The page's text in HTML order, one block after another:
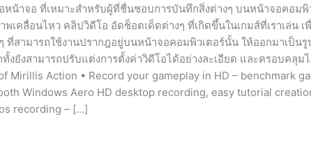
หน้าจอ ที่เหมาะสำหรับผู้ที่ชื่นชอบการบันทึกสิ่งต่างๆ บนหน้าจอคอมพิ
พเคลื่อนไหว คลิปวิดีโอ อัดช็อตเด็ดต่างๆ ที่เกิดขึ้นในเกมส์ที่เราเล่น เ
ที่สามารถใช้งานปรากฎอยู่บนหน้าจอคอมพิวเตอร์นั้น ให้ออกมาเป็น
งยังสามารถปรับแต่งการตั้งค่าวิดีโอได้อย่างละเอียด และครอบคลุม
Mirillis Action • Record your gameplay in HD – benchmark
Windows Aero HD desktop recording, easy tutorial
recording – […]